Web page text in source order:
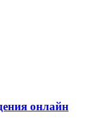
онлайн